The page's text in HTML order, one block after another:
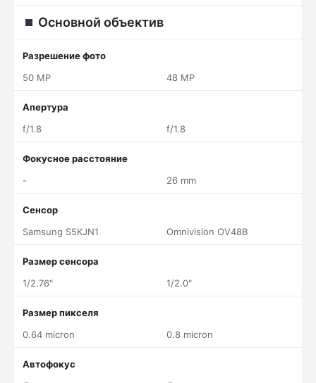
Основной объектив
Разрешение фото
50 MP
48 MP
Апертура
f/1.8
f/1.8
Фокусное расстояние
-
26 mm
Сенсор
Samsung S5KJN1
Omnivision OV48B
Размер сенсора
1/2.76"
1/2.0"
Размер пикселя
0.64 micron
0.8 micron
Автофокус